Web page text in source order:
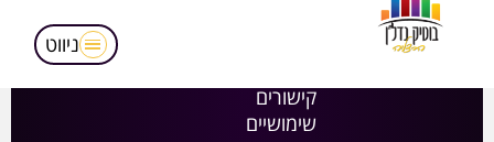
קישורים
שימושיים
ניווט